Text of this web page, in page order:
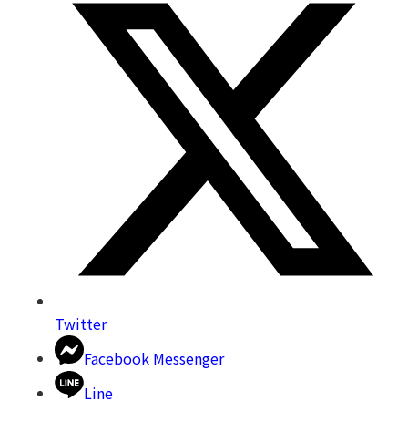
Twitter
Facebook Messenger
Line